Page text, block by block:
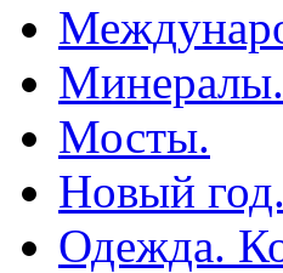
Минералы.
Мосты.
Новый
Одежда.